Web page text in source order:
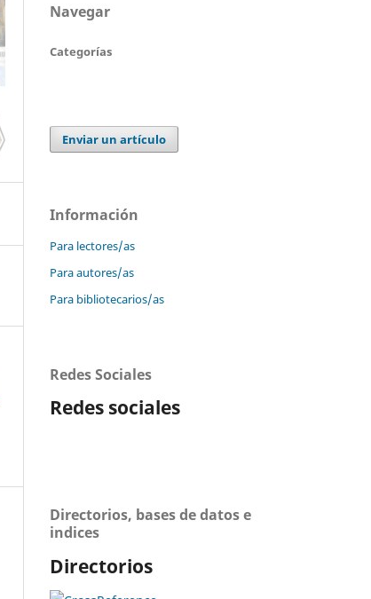
Navegar
Categorías
Enviar un artículo
Información
Para lectores/as
Para autores/as
Para bibliotecarios/as
Redes Sociales
Redes sociales
Directorios, bases de datos e
indices
Directorios